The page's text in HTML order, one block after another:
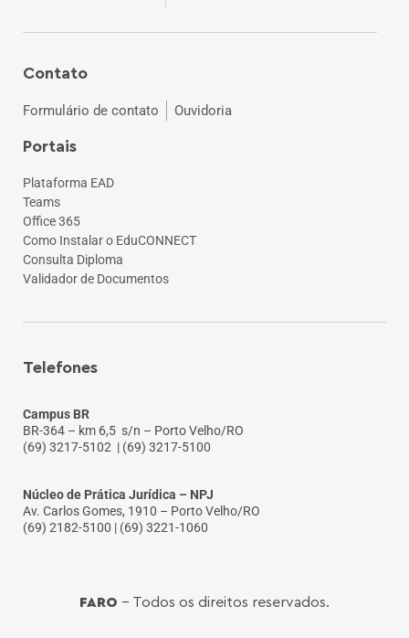
Contato
Formulário de contato Ouvidoria
Portais
Plataforma EAD
Teams
Office 365
Como Instalar o EduCONNECT
Consulta Diploma
Validador de Documentos
Telefones
Campus BR
BR-364 – km 6,5 s/n – Porto Velho/RO
(69) 3217-5102 | (69) 3217-5100
Núcleo de Prática Jurídica – NPJ
Av. Carlos Gomes, 1910 – Porto Velho/RO
(69) 2182-5100 | (69) 3221-1060
FARO - Todos os direitos reservados.